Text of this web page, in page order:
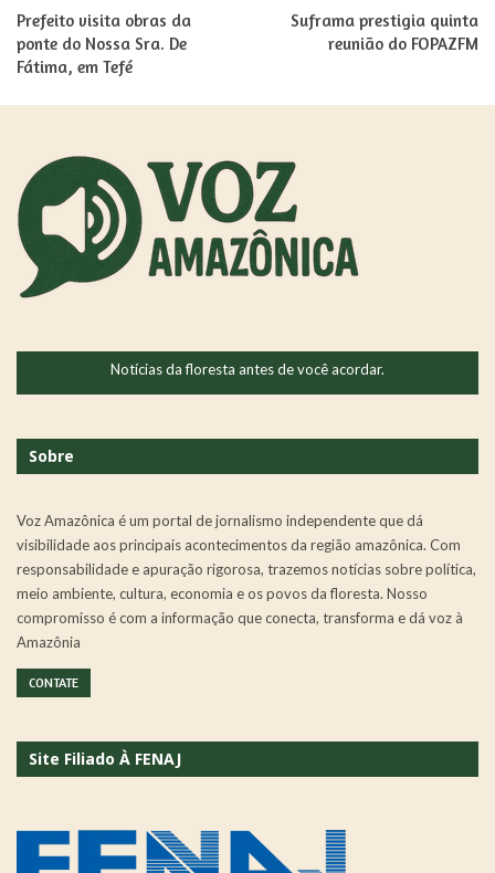
Prefeito visita obras da
ponte do Nossa Sra. De
Fátima, em Tefé
Suframa prestigia quinta
reunião do FOPAZFM
Notícias da floresta antes de você acordar.
Sobre
Voz Amazônica é um portal de jornalismo independente que dá
visibilidade aos principais acontecimentos da região amazônica. Com
responsabilidade e apuração rigorosa, trazemos notícias sobre política,
meio ambiente, cultura, economia e os povos da floresta. Nosso
compromisso é com a informação que conecta, transforma e dá voz à
Amazônia
CONTATE
Site Filiado À FENAJ